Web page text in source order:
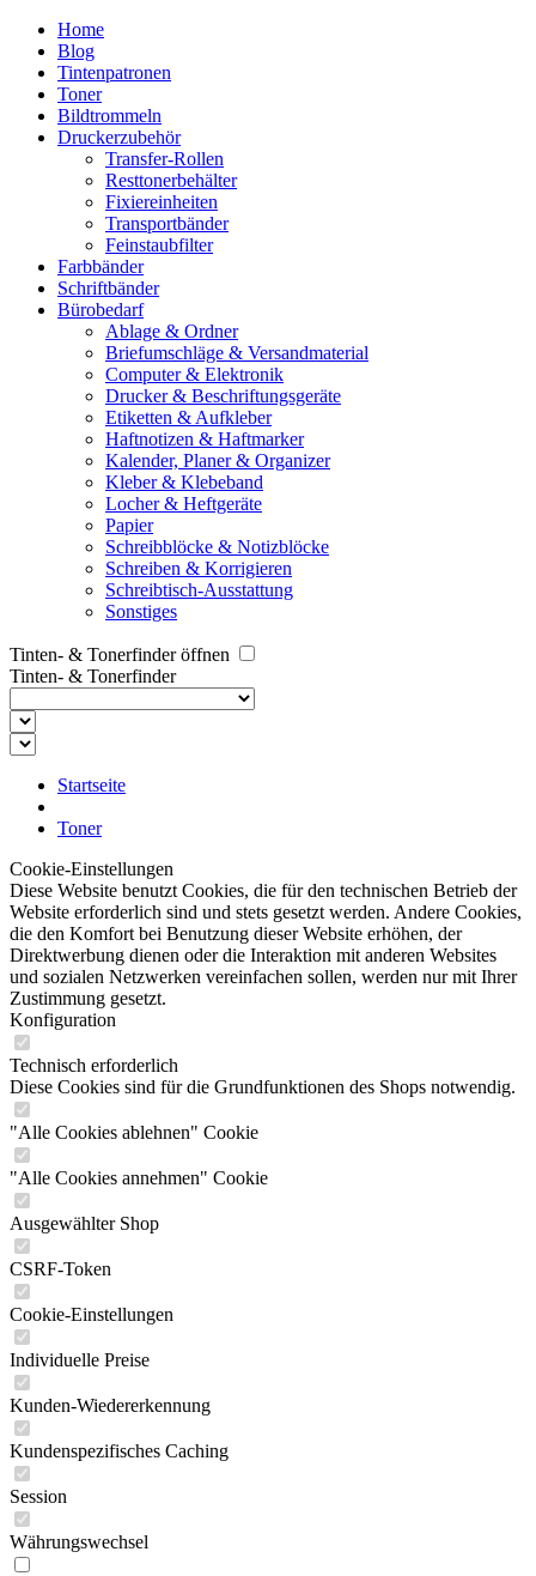
Home
Blog
Tintenpatronen
Toner
Bildtrommeln
Druckerzubehör
Transfer-Rollen
Resttonerbehälter
Fixiereinheiten
Transportbänder
Feinstaubfilter
Farbbänder
Schriftbänder
Bürobedarf
Ablage & Ordner
Briefumschläge & Versandmaterial
Computer & Elektronik
Drucker & Beschriftungsgeräte
Etiketten & Aufkleber
Haftnotizen & Haftmarker
Kalender, Planer & Organizer
Kleber & Klebeband
Locher & Heftgeräte
Papier
Schreibblöcke & Notizblöcke
Schreiben & Korrigieren
Schreibtisch-Ausstattung
Sonstiges
Tinten- & Tonerfinder öffnen
Tinten- & Tonerfinder
Startseite
Toner
Cookie-Einstellungen
Diese Website benutzt Cookies, die für den technischen Betrieb der
Website erforderlich sind und stets gesetzt werden. Andere Cookies,
die den Komfort bei Benutzung dieser Website erhöhen, der
Direktwerbung dienen oder die Interaktion mit anderen Websites
und sozialen Netzwerken vereinfachen sollen, werden nur mit Ihrer
Zustimmung gesetzt.
Konfiguration
Technisch erforderlich
Diese Cookies sind für die Grundfunktionen des Shops notwendig.
"Alle Cookies ablehnen" Cookie
"Alle Cookies annehmen" Cookie
Ausgewählter Shop
CSRF-Token
Cookie-Einstellungen
Individuelle Preise
Kunden-Wiedererkennung
Kundenspezifisches Caching
Session
Währungswechsel